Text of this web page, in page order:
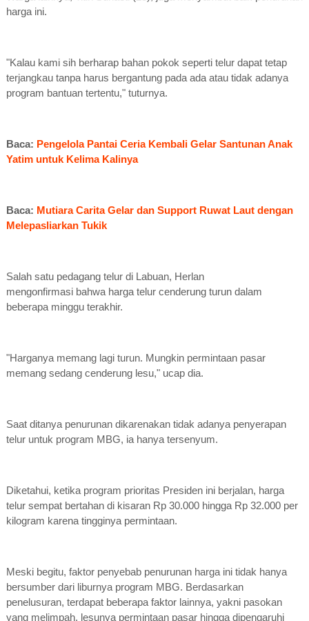
harga ini.
"Kalau kami sih berharap bahan pokok seperti telur dapat tetap
terjangkau tanpa harus bergantung pada ada atau tidak adanya
program bantuan tertentu," tuturnya.
Baca: Pengelola Pantai Ceria Kembali Gelar Santunan Anak
Yatim untuk Kelima Kalinya
Baca: Mutiara Carita Gelar dan Support Ruwat Laut dengan
Melepasliarkan Tukik
Salah satu pedagang telur di Labuan, Herlan
mengonfirmasibahwa harga telur cenderung turun dalam
beberapa minggu terakhir.
"Harganya memang lagi turun. Mungkin permintaan pasar
memang sedang cenderung lesu," ucap dia.
Saat ditanya penurunan dikarenakan tidak adanya penyerapan
telur untuk program MBG, ia hanya tersenyum.
Diketahui, ketika program prioritas Presiden ini berjalan, harga
telur sempat bertahan di kisaran Rp 30.000 hingga Rp 32.000 per
kilogram karena tingginya permintaan.
Meski begitu, faktor penyebab penurunan harga ini tidak hanya
bersumber dari liburnya program MBG. Berdasarkan
penelusuran, terdapat beberapa faktor lainnya, yakni pasokan
yang melimpah, lesunya permintaan pasar hingga dipengaruhi